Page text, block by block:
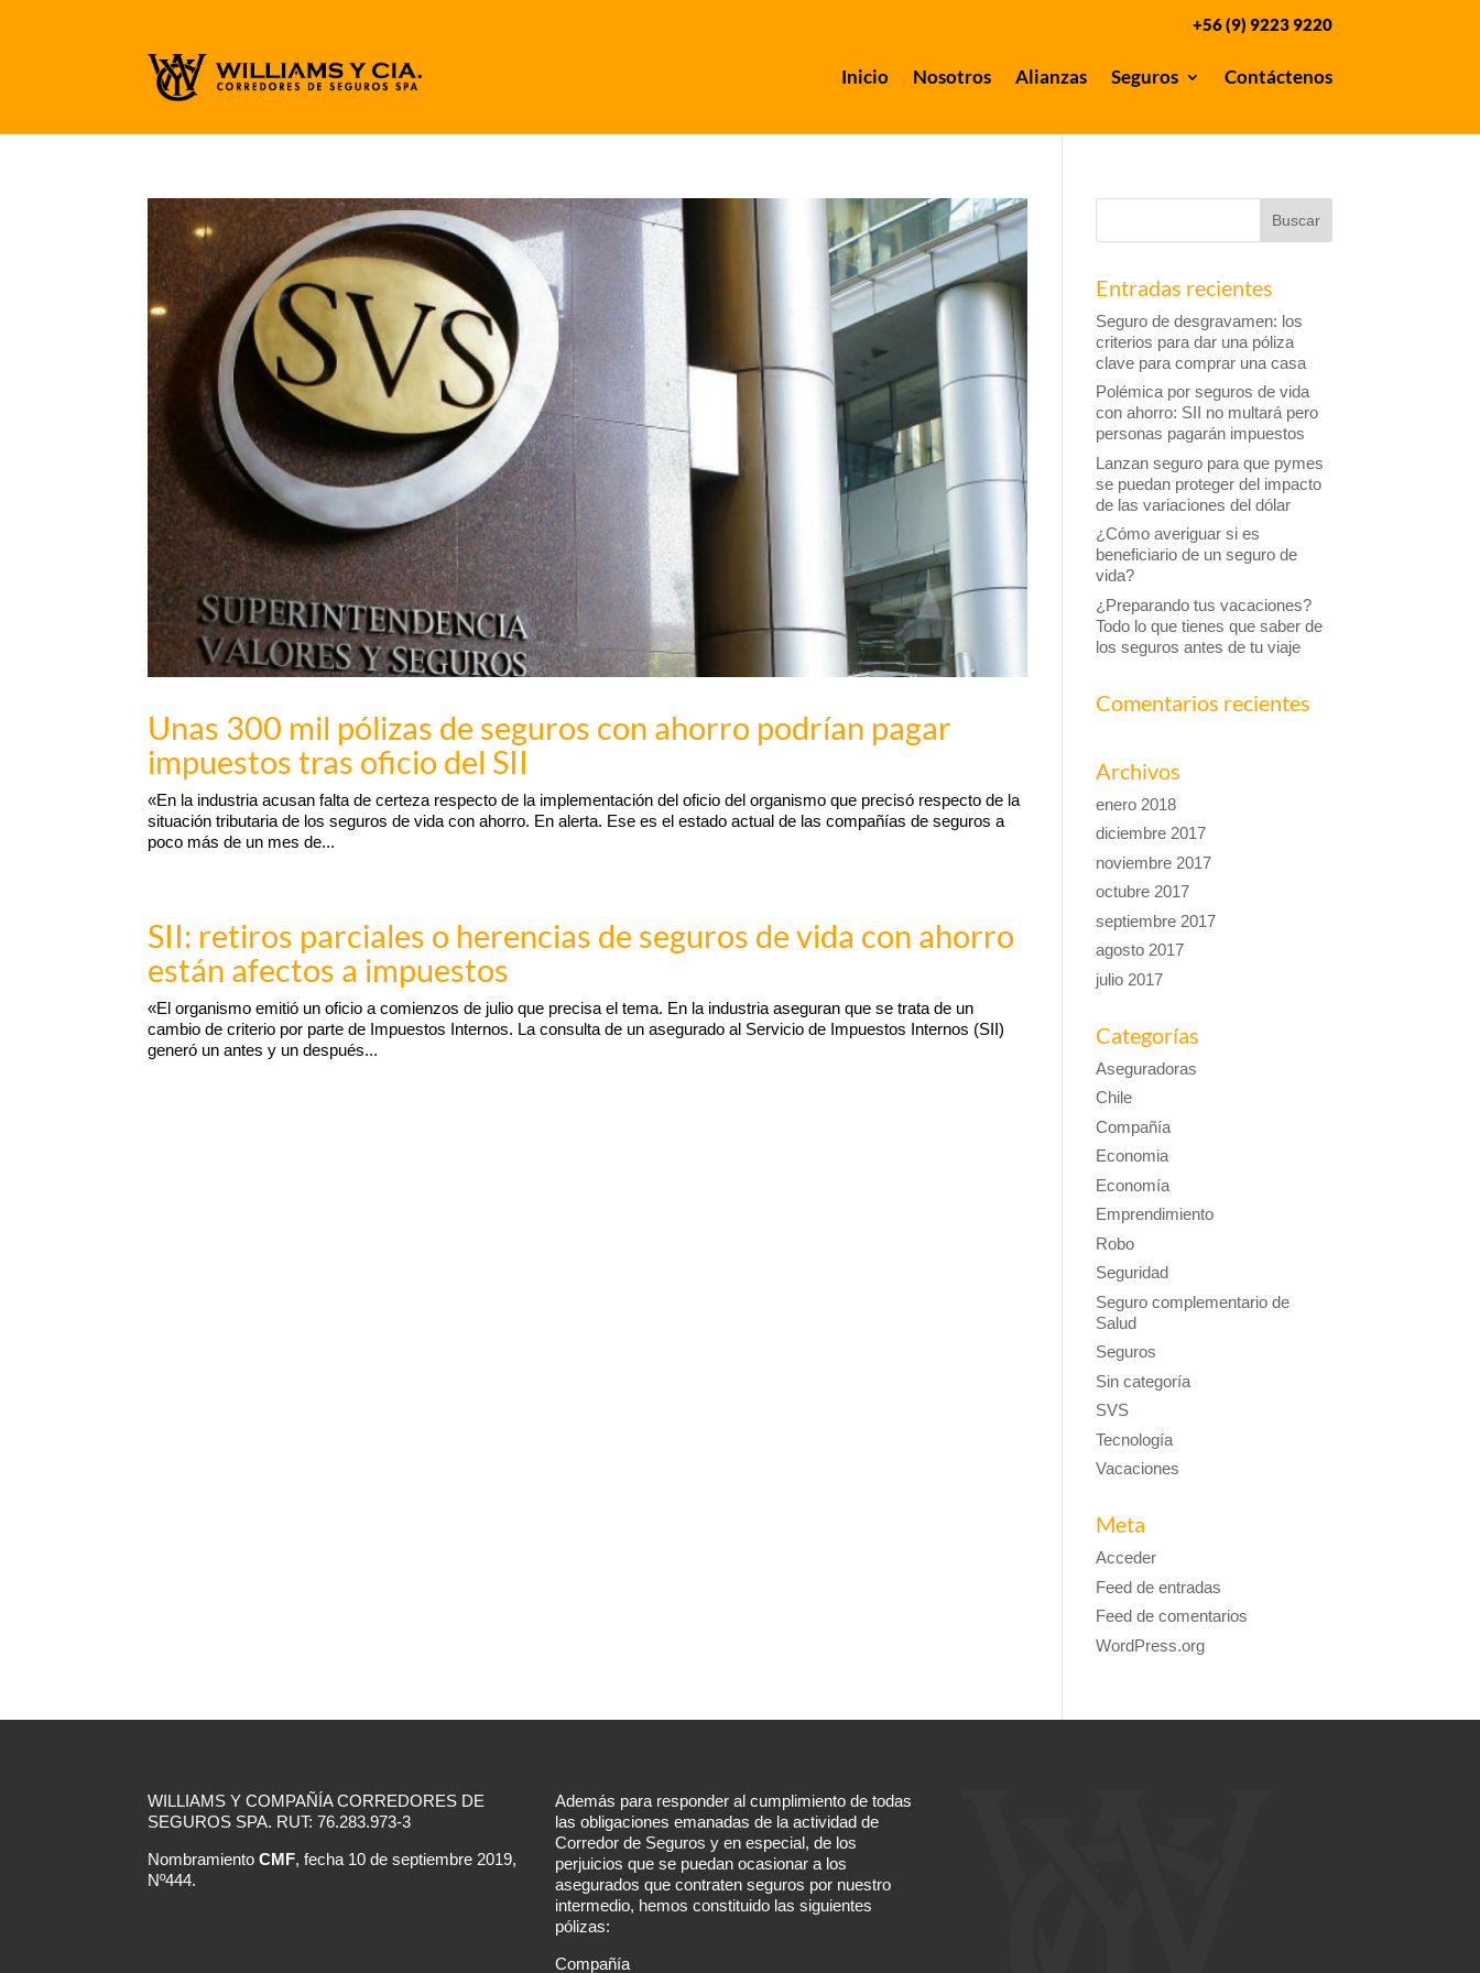
+56 (9) 9223 9220
Inicio Nosotros Alianzas Seguros Contáctenos
Unas 300 mil pólizas de seguros con ahorro podrían pagar
impuestos tras oficio del SII
«En la industria acusan falta de certeza respecto de la implementación del oficio del organismo que precisó respecto de la
situación tributaria de los seguros de vida con ahorro. En alerta. Ese es el estado actual de las compañías de seguros a
poco más de un mes de...
SII: retiros parciales o herencias de seguros de vida con ahorro
están afectos a impuestos
«El organismo emitió un oficio a comienzos de julio que precisa el tema. En la industria aseguran que se trata de un
cambio de criterio por parte de Impuestos Internos. La consulta de un asegurado al Servicio de Impuestos Internos (SII)
generó un antes y un después...
Entradas recientes
Seguro de desgravamen: los
criterios para dar una póliza
clave para comprar una casa
Polémica por seguros de vida
con ahorro: SII no multará pero
personas pagarán impuestos
Lanzan seguro para que pymes
se puedan proteger del impacto
de las variaciones del dólar
¿Cómo averiguar si es
beneficiario de un seguro de
vida?
¿Preparando tus vacaciones?
Todo lo que tienes que saber de
los seguros antes de tu viaje
Comentarios recientes
Archivos
enero 2018
diciembre 2017
noviembre 2017
octubre 2017
septiembre 2017
agosto 2017
julio 2017
Categorías
Aseguradoras
Chile
Compañía
Economia
Economía
Emprendimiento
Robo
Seguridad
Seguro complementario de
Salud
Seguros
Sin categoría
SVS
Tecnología
Vacaciones
Meta
Acceder
Feed de entradas
Feed de comentarios
WordPress.org
WILLIAMS Y COMPAÑÍA CORREDORES DE
SEGUROS SPA. RUT: 76.283.973-3
NombramientoCMF, fecha 10 de septiembre 2019,
Nº444.
Además para responder al cumplimiento de todas
las obligaciones emanadas de la actividad de
Corredor de Seguros y en especial, de los
perjuicios que se puedan ocasionar a los
asegurados que contraten seguros por nuestro
intermedio, hemos constituido las siguientes
pólizas:
Compañía